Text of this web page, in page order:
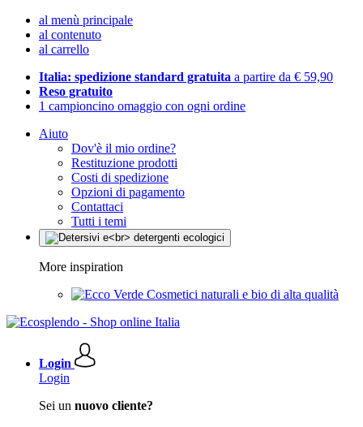
al menù principale
al contenuto
al carrello
Italia: spedizione standard gratuita a partire da € 59,90
Reso gratuito
1 campioncino omaggio con ogni ordine
Aiuto
Dov'è il mio ordine?
Restituzione prodotti
Costi di spedizione
Opzioni di pagamento
Contattaci
Tutti i temi
More inspiration
Cosmetici naturali e bio di alta qualità
Login
Login
Sei un nuovo cliente?